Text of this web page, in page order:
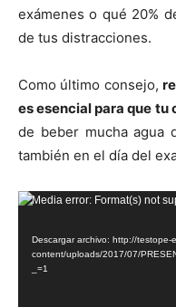
exámenes o qué 20%
de tus distracciones.
Como último consejo,
es esencial para que
de beber mucha agua
también en el día del
Reproductor
vídeo
Media error: Format(s) not
Descargar archivo: http://testope-
content/uploads/2017/07/
_=1